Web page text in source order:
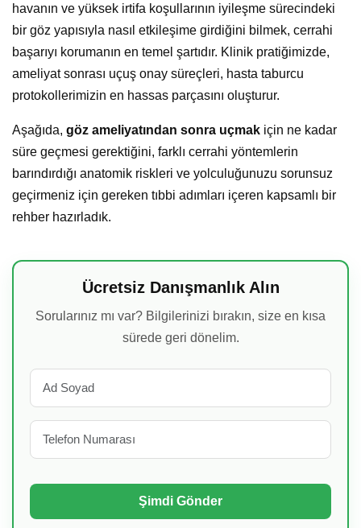
havanın ve yüksek irtifa koşullarının iyileşme sürecindeki
bir göz yapısıyla nasıl etkileşime girdiğini bilmek, cerrahi
başarıyı korumanın en temel şartıdır. Klinik pratiğimizde,
ameliyat sonrası uçuş onay süreçleri, hasta taburcu
protokollerimizin en hassas parçasını oluşturur.
Aşağıda, göz ameliyatından sonra uçmak için ne kadar
süre geçmesi gerektiğini, farklı cerrahi yöntemlerin
barındırdığı anatomik riskleri ve yolculuğunuzu sorunsuz
geçirmeniz için gereken tıbbi adımları içeren kapsamlı bir
rehber hazırladık.
Ücretsiz Danışmanlık Alın
Sorularınız mı var? Bilgilerinizi bırakın, size en kısa
sürede geri dönelim.